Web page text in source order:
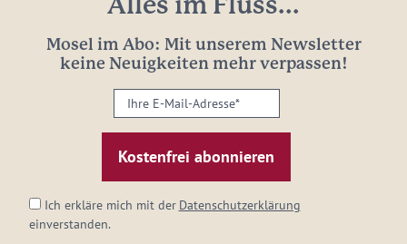
Alles im Fluss...
Mosel im Abo: Mit unserem Newsletter
keine Neuigkeiten mehr verpassen!
Ihre
E-
Mail-
Adresse:
Ich erkläre mich mit der Datenschutzerklärung
einverstanden.